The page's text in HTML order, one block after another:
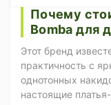
Почему
Bomba для
Этот бренд
практичность с
однотонных
настоящие